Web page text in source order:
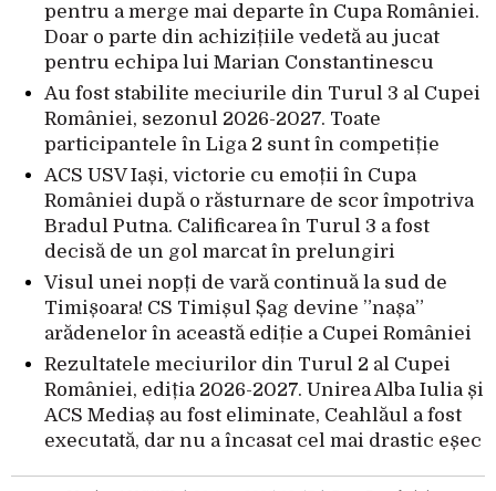
pentru a merge mai departe în Cupa României.
Doar o parte din achizițiile vedetă au jucat
pentru echipa lui Marian Constantinescu
Au fost stabilite meciurile din Turul 3 al Cupei
României, sezonul 2026-2027. Toate
participantele în Liga 2 sunt în competiție
ACS USV Iași, victorie cu emoții în Cupa
României după o răsturnare de scor împotriva
Bradul Putna. Calificarea în Turul 3 a fost
decisă de un gol marcat în prelungiri
Visul unei nopți de vară continuă la sud de
Timișoara! CS Timișul Șag devine ”nașa”
arădenelor în această ediție a Cupei României
Rezultatele meciurilor din Turul 2 al Cupei
României, ediția 2026-2027. Unirea Alba Iulia și
ACS Mediaș au fost eliminate, Ceahlăul a fost
executată, dar nu a încasat cel mai drastic eșec